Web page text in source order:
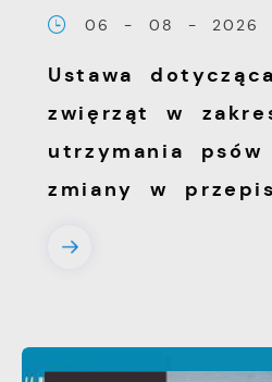
06 - 08 - 2026
Ustawa
zwięrząt w
utrzymania
zmiany w